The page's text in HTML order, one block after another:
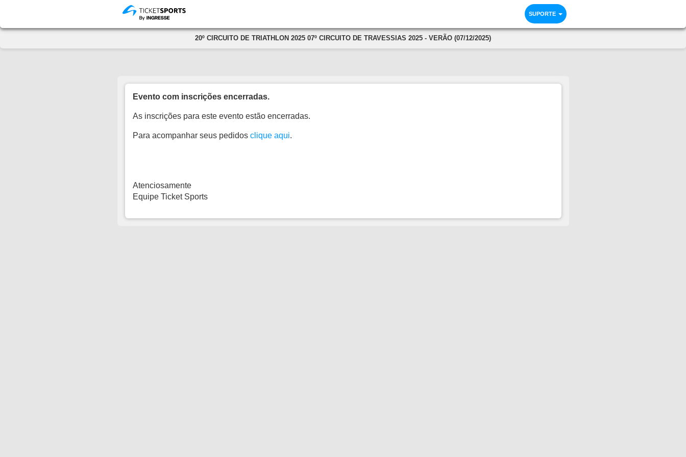
SUPORTE
20º CIRCUITO DE TRIATHLON 2025 07º CIRCUITO DE TRAVESSIAS 2025 - VERÃO (07/12/2025)
Evento com inscrições encerradas.
As inscrições para este evento estão encerradas.
Para acompanhar seus pedidos clique aqui.
Atenciosamente
Equipe Ticket Sports